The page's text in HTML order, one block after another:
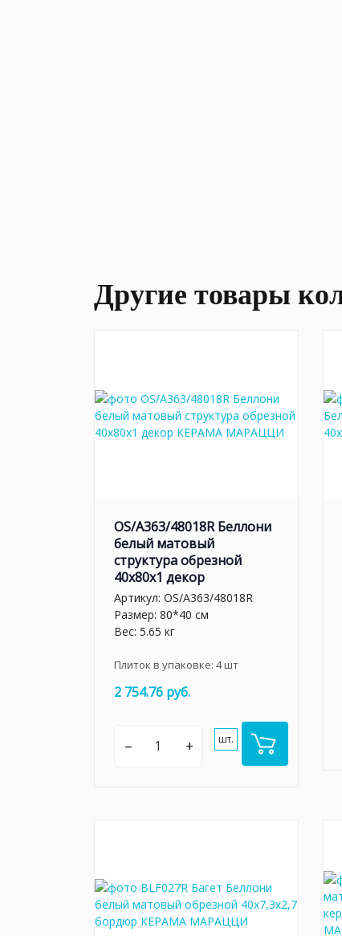
Другие товары
OS/A363/48018R Беллони
белый матовый
структура обрезной
40x80x1 декор
Артикул: OS/A363/48018R
Размер: 80*40 см
Вес: 5.65 кг
Плиток в упаковке: 4шт
2 754.76 руб.
– + шт.